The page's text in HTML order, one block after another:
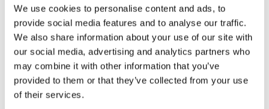
We use cookies to personalise content and ads, to
provide social media features and to analyse our traffic.
We also share information about your use of our site with
our social media, advertising and analytics partners who
may combine it with other information that you’ve
provided to them or that they’ve collected from your use
of their services.
INDUSTRIETECHNIK
Honeywell-V186a
Adattatori per utilizzare gli attuatori Industrietechnik con valvole di altri